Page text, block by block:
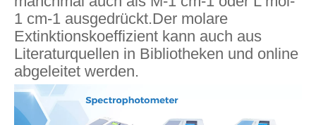
1 cm-1 ausgedrückt.Der molare
Extinktionskoeffizient kann auch aus
Literaturquellen in Bibliotheken und online
abgeleitet werden.